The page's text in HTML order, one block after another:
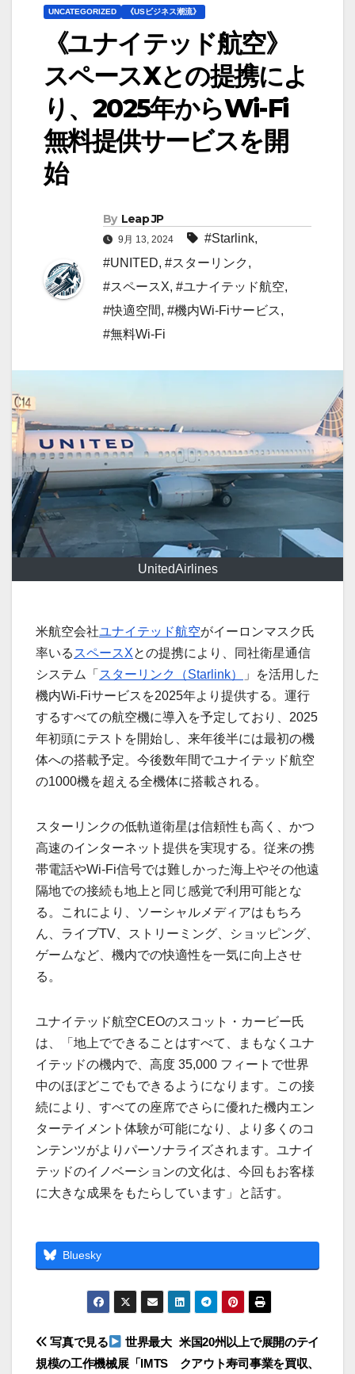
UNCATEGORIZED 《USビジネス潮流》
《ユナイテッド航空》
スペースXとの提携によ
り、2025年からWi-Fi
無料提供サービスを開
始
By Leap JP
9月 13, 2024 #Starlink,
#UNITED, #スターリンク ,
#スペースX, #ユナイテッド航空,
#快適空間, #機内Wi-Fiサービス,
#無料Wi-Fi
UnitedAirlines
米航空会社ユナイテッド航空がイーロンマスク氏
率いる スペースXとの提携により、同社衛星通信
システム「 スターリンク（Starlink）
」を活用した
機内Wi-Fiサービスを2025年より提供する。運行
するすべての航空機に導入を予定しており、2025
年初頭にテストを開始し、来年後半には最初の機
体への搭載予定。今後数年間でユナイテッド航空
の1000機を超える全機体に搭載される。
スターリンクの低軌道衛星は信頼性も高く、かつ
高速のインターネット提供を実現する。従来の携
帯電話やWi-Fi信号では難しかった海上やその他遠
隔地での接続も地上と同じ感覚で利用可能とな
る。これにより、ソーシャルメディアはもちろ
ん、ライブTV、ストリーミング、ショッピング、
ゲームなど、機内での快適性を一気に向上させ
る。
ユナイテッド航空CEOのスコット・カービー氏
は、「地上でできることはすべて、まもなくユナ
イテッドの機内で、高度 35,000 フィートで世界
中のほぼどこでもできるようになります。この接
続により、すべての座席でさらに優れた機内エン
ターテイメント体験が可能になり、より多くのコ
ンテンツがよりパーソナライズされます。ユナイ
テッドのイノベーションの文化は、今回もお客様
に大きな成果をもたらしています」と話す。
Bluesky
投
米国20州以上で展開のテイ
クアウト寿司事業を買収、
写真で見る
世界最大
規模の工作機械展「IMTS